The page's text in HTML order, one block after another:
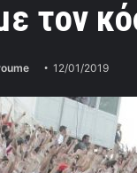
τον
12/01/2019